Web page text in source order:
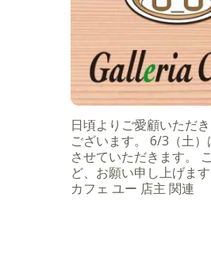
日頃よりご愛顧いただ
ございます。 6/3（土）
させていただきます。
ど、お願い申し上げま
カフェ ユー 店主 関連